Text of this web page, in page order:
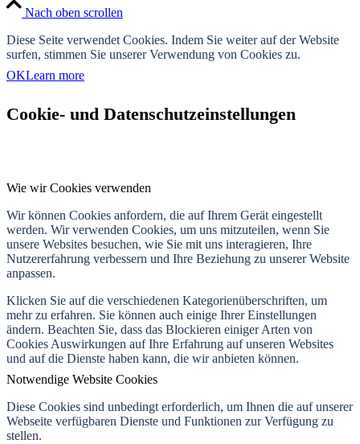
Nach oben scrollen
Diese Seite verwendet Cookies. Indem Sie weiter auf der Website
surfen, stimmen Sie unserer Verwendung von Cookies zu.
OKLearn more
Cookie- und Datenschutzeinstellungen
Wie wir Cookies verwenden
Wir können Cookies anfordern, die auf Ihrem Gerät eingestellt
werden. Wir verwenden Cookies, um uns mitzuteilen, wenn Sie
unsere Websites besuchen, wie Sie mit uns interagieren, Ihre
Nutzererfahrung verbessern und Ihre Beziehung zu unserer Website
anpassen.
Klicken Sie auf die verschiedenen Kategorienüberschriften, um
mehr zu erfahren. Sie können auch einige Ihrer Einstellungen
ändern. Beachten Sie, dass das Blockieren einiger Arten von
Cookies Auswirkungen auf Ihre Erfahrung auf unseren Websites
und auf die Dienste haben kann, die wir anbieten können.
Notwendige Website Cookies
Diese Cookies sind unbedingt erforderlich, um Ihnen die auf unserer
Webseite verfügbaren Dienste und Funktionen zur Verfügung zu
stellen.